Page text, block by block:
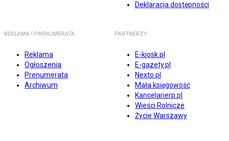
Deklaracja dostępności
REKLAMA I PRENUMERATA
Reklama
Ogłoszenia
Prenumerata
Archiwum
PARTNERZY
E-kiosk.pl
E-gazety.pl
Nexto.pl
Mała księgowość
Kancelarierp.pl
Wieści Rolnicze
Życie Warszawy